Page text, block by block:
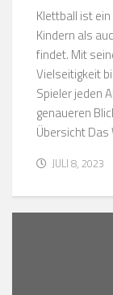
Klettball ist
Kindern als
findet. Mit
Vielseitigkeit
Spieler jeden
genaueren
Übersicht Das
JULI 8, 2023